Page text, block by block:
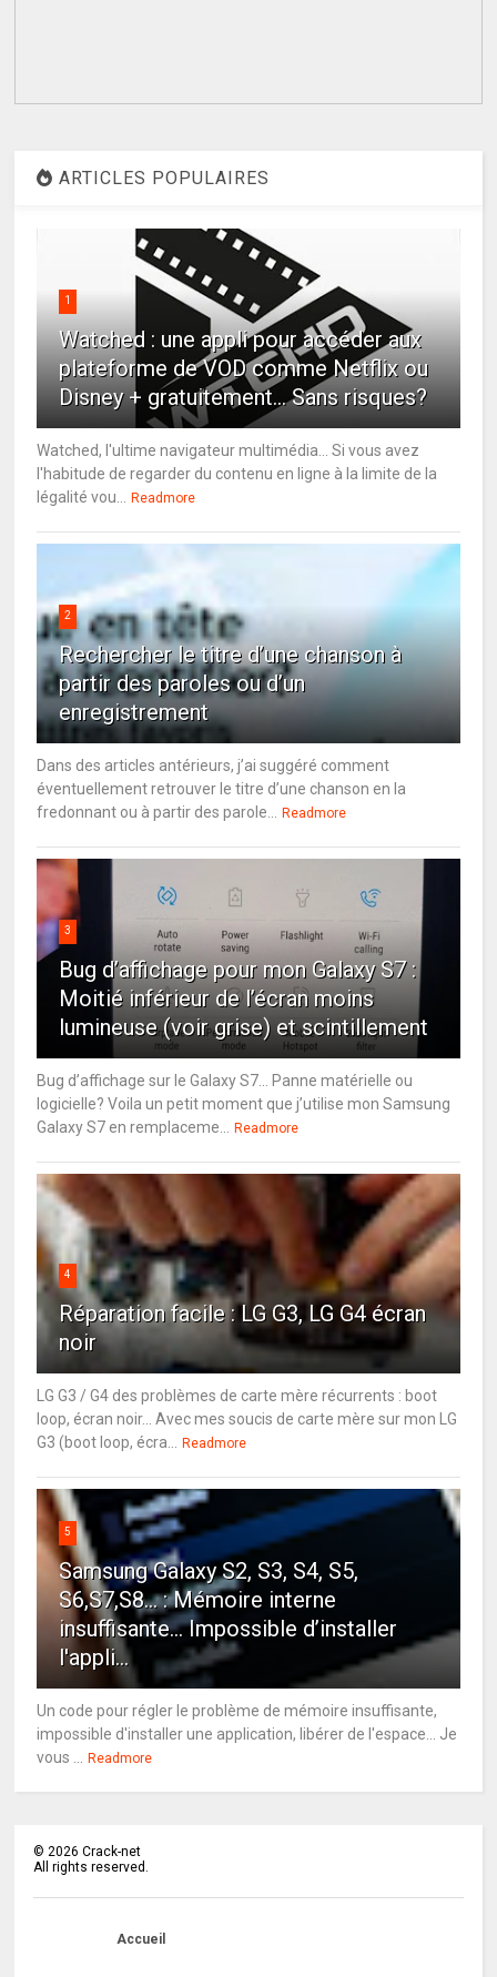
ARTICLES POPULAIRES
1
Watched : une appli pour accéder aux
plateforme de VOD comme Netflix ou
Disney + gratuitement... Sans risques?
Watched, l'ultime navigateur multimédia... Si vous avez
l'habitude de regarder du contenu en ligne à la limite de la
légalité vou... Readmore
2
Rechercher le titre d’une chanson à
partir des paroles ou d’un
enregistrement
Dans des articles antérieurs, j’ai suggéré comment
éventuellement retrouver le titre d’une chanson en la
fredonnant ou à partir des parole... Readmore
3
Bug d’affichage pour mon Galaxy S7 :
Moitié inférieur de l’écran moins
lumineuse (voir grise) et scintillement
Bug d’affichage sur le Galaxy S7… Panne matérielle ou
logicielle? Voila un petit moment que j’utilise mon Samsung
Galaxy S7 en remplaceme... Readmore
4
Réparation facile : LG G3, LG G4 écran
noir
LG G3 / G4 des problèmes de carte mère récurrents : boot
loop, écran noir... Avec mes soucis de carte mère sur mon LG
G3 (boot loop, écra... Readmore
5
Samsung Galaxy S2, S3, S4, S5,
S6,S7,S8... : Mémoire interne
insuffisante… Impossible d’installer
l'appli...
Un code pour régler le problème de mémoire insuffisante,
impossible d'installer une application, libérer de l'espace... Je
vous ... Readmore
©2026 Crack-net
All rights reserved.
Accueil